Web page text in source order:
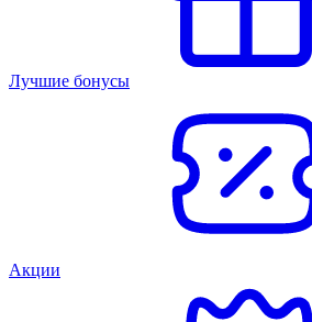
Лучшие бонусы
Акции